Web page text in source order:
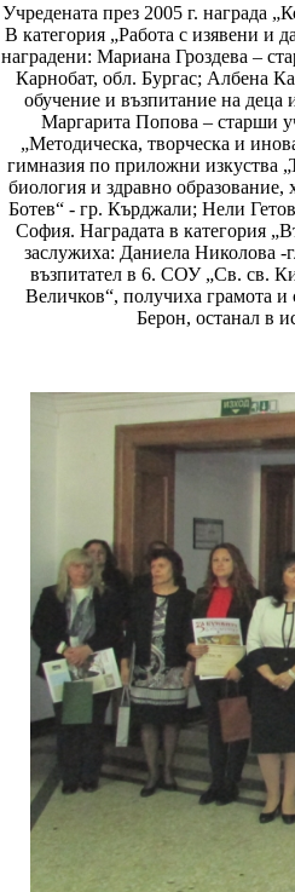
Учредената през 2005 г. награда
В категория „Работа с изявени и
наградени: Мариана Гроздева –
Карнобат, обл. Бургас; Албена
обучение и възпитание на
Маргарита Попова – старши
„Методическа, творческа и
гимназия по приложни изкуства
биология и здравно
Ботев“ - гр. Кърджали; Нели
София. Наградата в категория
заслужиха: Даниела Николова
възпитател в 6. СОУ „Св. св.
Величков“, получиха грамота
Берон, останал в